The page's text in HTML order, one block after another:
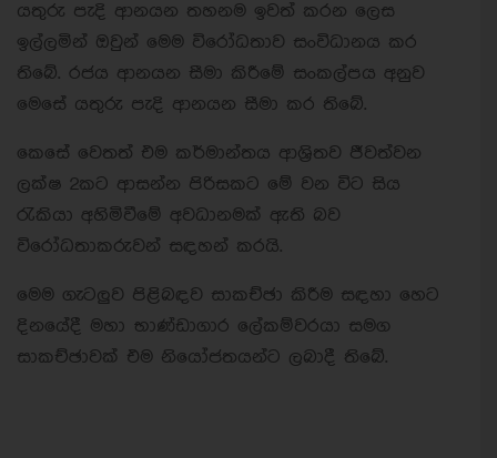
යතුරු පැදි ආනයන තහනම ඉවත් කරන ලෙස
ඉල්ලමින් ඔවුන් මෙම විරෝධතාව සංවිධානය කර
තිබේ. රජය ආනයන සීමා කිරීමේ සංකල්පය අනුව
මෙසේ යතුරු පැදි ආනයන සීමා කර තිබේ.
කෙසේ වෙතත් එම කර්මාන්තය ආශ්‍රිතව ජීවත්වන
ලක්ෂ 2කට ආසන්න පිරිසකට මේ වන විට සිය
රැකියා අහිමිවීමේ අවධානමක් ඇති බව
විරෝධතාකරුවන් සඳහන් කරයි.
මෙම ගැටලුව පිළිබඳව සාකච්ඡා කිරීම සඳහා හෙට
දිනයේදී මහා භාණ්ඩාගාර ලේකම්වරයා සමග
සාකච්ඡාවක් එම නියෝජතයන්ට ලබාදී තිබේ.